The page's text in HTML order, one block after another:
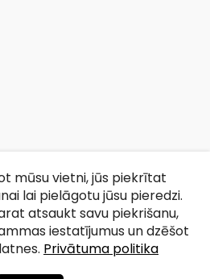
mūsu vietni, jūs piekrītat
lai pielāgotu jūsu pieredzi.
atsaukt savu piekrišanu,
iestatījumus un dzēšot
Privātuma politika